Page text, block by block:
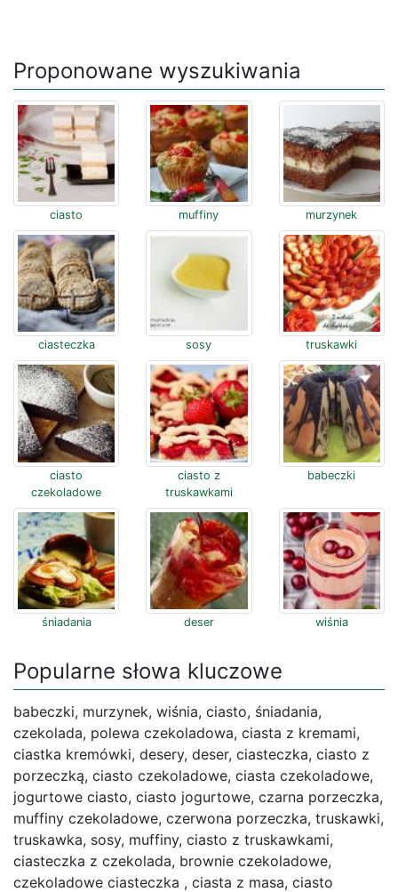
Proponowane wyszukiwania
ciasto muffiny murzynek
ciasteczka sosy truskawki
ciasto
czekoladowe
ciasto z
truskawkami
babeczki
śniadania deser wiśnia
Popularne słowa kluczowe
babeczki, murzynek, wiśnia, ciasto, śniadania,
czekolada, polewa czekoladowa, ciasta z kremami,
ciastka kremówki, desery, deser, ciasteczka, ciasto z
porzeczką, ciasto czekoladowe, ciasta czekoladowe,
jogurtowe ciasto, ciasto jogurtowe, czarna porzeczka,
muffiny czekoladowe, czerwona porzeczka, truskawki,
truskawka, sosy, muffiny, ciasto z truskawkami,
ciasteczka z czekolada, brownie czekoladowe,
czekoladowe ciasteczka , ciasta z masa, ciasto